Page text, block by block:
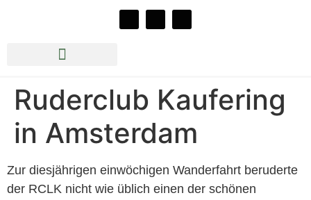
Ruderclub Kaufering
in Amsterdam
Zur diesjährigen einwöchigen Wanderfahrt beruderte
der RCLK nicht wie üblich einen der schönen